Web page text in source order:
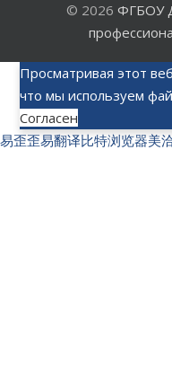
© 2026 ФГБОУ
Просматривая этот
что мы используем
Согласен
易歪歪易翻译比特浏览器美